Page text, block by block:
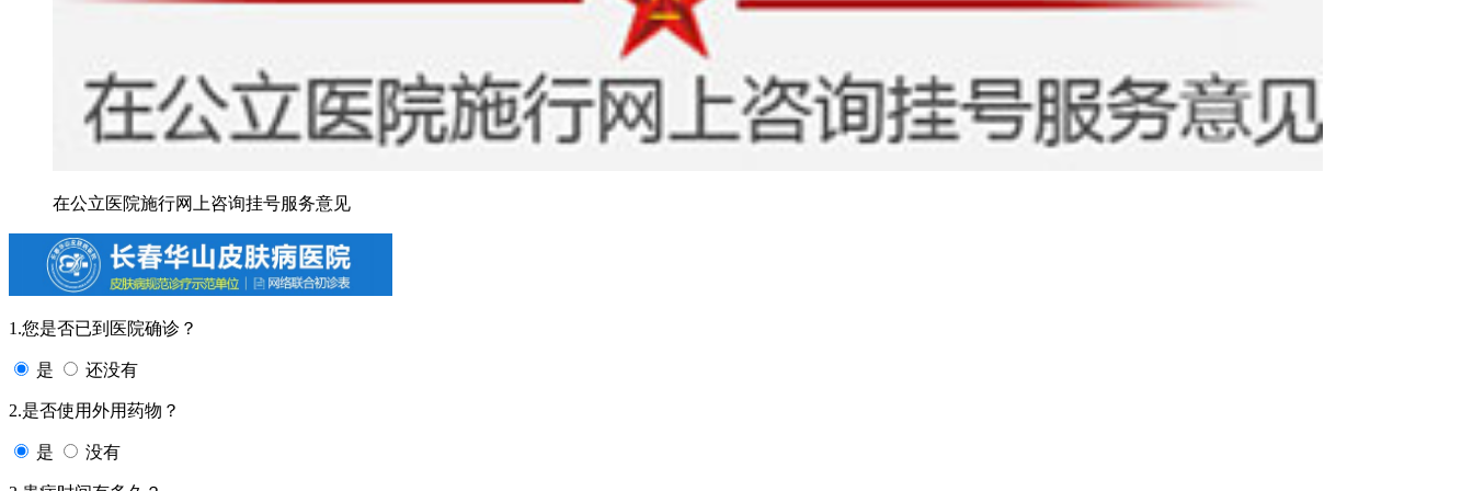
在公立医院施行网上咨询挂号服务意见
1.您是否已到医院确诊？
是 还没有
2.是否使用外用药物？
是 没有